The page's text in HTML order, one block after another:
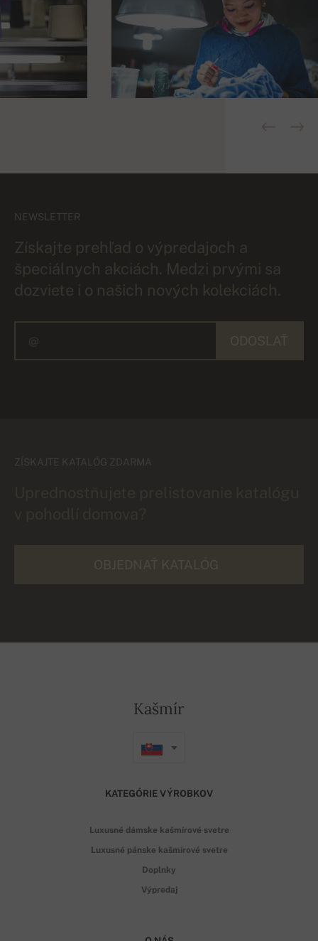
NEWSLETTER
Získajte prehľad o výpredajoch a
špeciálnych akciách. Medzi prvými sa
dozviete i o našich nových kolekciách.
ZÍSKAJTE KATALÓG ZDARMA
Kašmír
KATEGÓRIE VÝROBKOV
Luxusné dámske kašmírové svetre
Luxusné pánske kašmírové svetre
Doplnky
Výpredaj